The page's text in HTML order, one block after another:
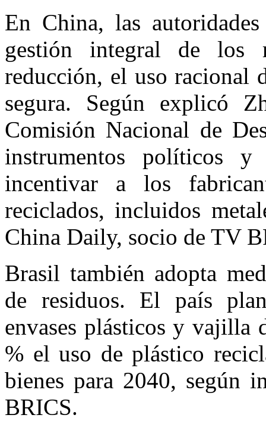
En China, las
gestión integral de los
reducción, el uso racional
segura. Según explicó
Comisión Nacional de
instrumentos políticos y
incentivar a los
reciclados, incluidos
China Daily, socio de TV
Brasil también adopta
de residuos. El país
envases plásticos y vajilla
% el uso de plástico
bienes para 2040, según
BRICS.